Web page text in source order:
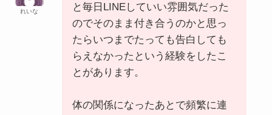
れいな
と毎日LINEしていい雰囲気だった
のでそのまま付き合うのかと思っ
たらいつまでたっても告白しても
らえなかったという経験をしたこ
とがあります。
体の関係になったあとで頻繁に連